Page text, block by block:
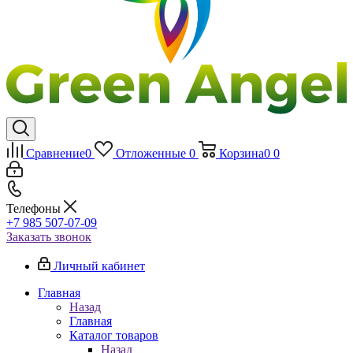
Сравнение0 Отложенные 0 Корзина0 0
Телефоны
+7 985 507-07-09
Заказать звонок
Личный кабинет
Главная
Назад
Главная
Каталог товаров
Назад